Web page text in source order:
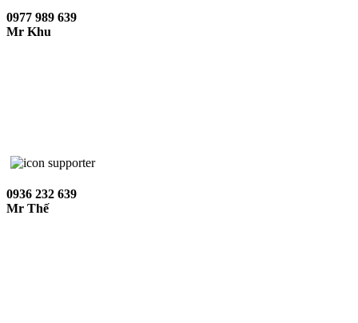
0977 989 639
Mr Khu
0936 232 639
Mr Thế